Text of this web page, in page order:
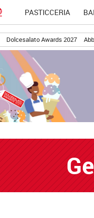
PASTICCERIA
Dolcesalato Awards 2027